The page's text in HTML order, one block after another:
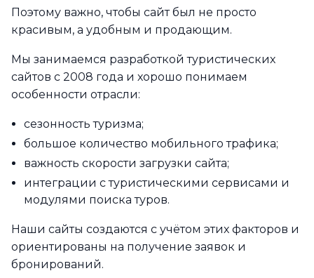
Поэтому важно, чтобы сайт был не просто
красивым, а удобным и продающим.
Мы занимаемся разработкой туристических
сайтов с 2008 года и хорошо понимаем
особенности отрасли:
сезонность туризма;
большое количество мобильного трафика;
важность скорости загрузки сайта;
интеграции с туристическими сервисами и
модулями поиска туров.
Наши сайты создаются с учётом этих факторов и
ориентированы на получение заявок и
бронирований.